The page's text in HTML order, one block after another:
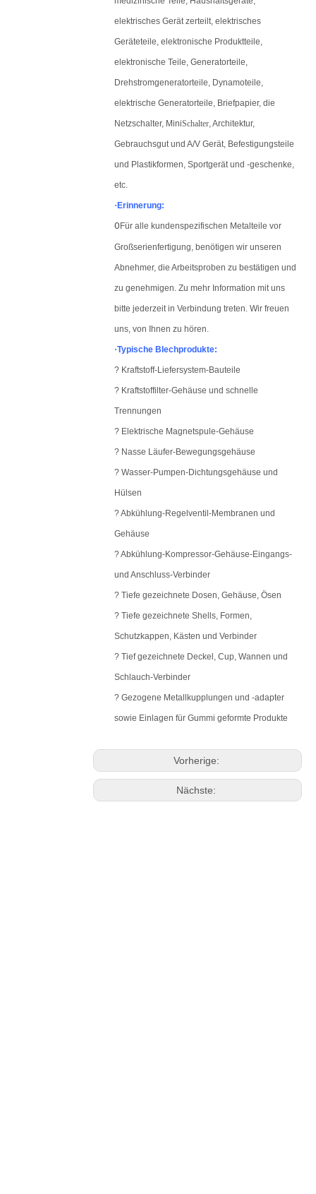
elektrisches Gerät zerteilt, elektrisches
Geräteteile, elektronische Produktteile,
elektronische Teile, Generatorteile,
Drehstromgeneratorteile, Dynamoteile,
elektrische Generatorteile, Briefpapier, die
Netzschalter, MiniSchalter, Architektur,
Gebrauchsgut und A/V Gerät, Befestigungsteile
und Plastikformen, Sportgerät und -geschenke,
etc.
· Erinnerung:
O Für alle kundenspezifischen Metalteile vor
Großserienfertigung, benötigen wir unseren
Abnehmer, die Arbeitsproben zu bestätigen und
zu genehmigen. Zu mehr Information mit uns
bitte jederzeit in Verbindung treten. Wir freuen
uns, von Ihnen zu hören.
·Typische Blechprodukte:
? Kraftstoff-Liefersystem-Bauteile
? Kraftstoffilter-Gehäuse und schnelle
Trennungen
? Elektrische Magnetspule-Gehäuse
? Nasse Läufer-Bewegungsgehäuse
? Wasser-Pumpen-Dichtungsgehäuse und
Hülsen
? Abkühlung-Regelventil-Membranen und
Gehäuse
? Abkühlung-Kompressor-Gehäuse-Eingangs-
und Anschluss-Verbinder
? Tiefe gezeichnete Dosen, Gehäuse, Ösen
? Tiefe gezeichnete Shells, Formen,
Schutzkappen, Kästen und Verbinder
? Tief gezeichnete Deckel, Cup, Wannen und
Schlauch-Verbinder
? Gezogene Metallkupplungen und -adapter
sowie Einlagen für Gummi geformte Produkte
Vorherige:
Nächste: